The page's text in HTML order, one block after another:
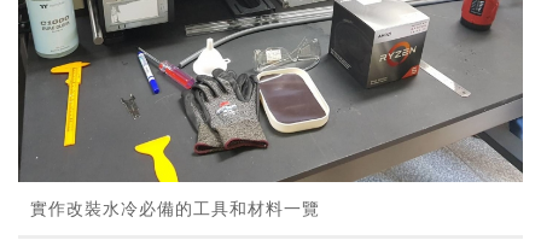
實作改裝水冷必備的工具和材料一覽